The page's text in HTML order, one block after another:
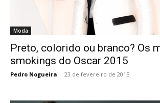
Moda
Preto, colorido ou branco? Os
smokings do Oscar 2015
Pedro Nogueira - 23 de fevereiro de 2015